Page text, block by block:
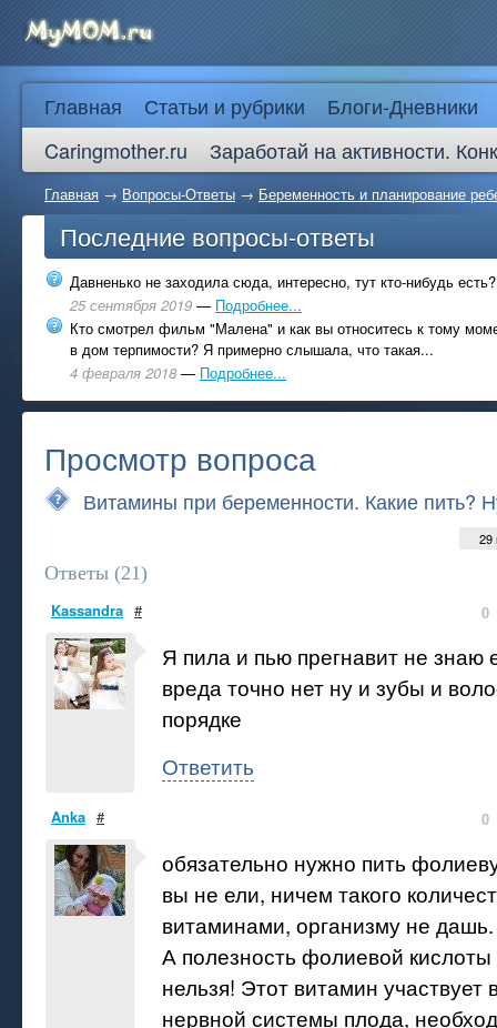
Главная Статьи и рубрики
Блоги-Дневники
Caringmother.ru
Заработай на активности.
Главная → Вопросы-Ответы → Беременность и планирование
Последние вопросы-ответы
Давненько не заходила сюда, интересно, тут кто-нибудь есть?
25 сентября 2019 — Подробнее...
Кто смотрел фильм "Малена" и как вы относитесь к тому
в дом терпимости? Я примерно слышала, что такая...
4 февраля 2018 — Подробнее...
Просмотр вопроса
Витамины при беременности. Какие пить?
29
Ответы (21)
Kassandra # 0
Я пила и пью прегнавит не знаю
вреда точно нет ну и зубы и
порядке
Ответить
Anka # 0
обязательно нужно пить
вы не ели, ничем такого
витаминами, организму не дашь.
А полезность фолиевой
нельзя! Этот витамин
нервной системы плода,